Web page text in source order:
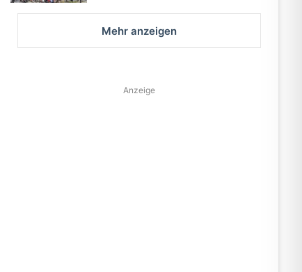
Mehr anzeigen
Anzeige